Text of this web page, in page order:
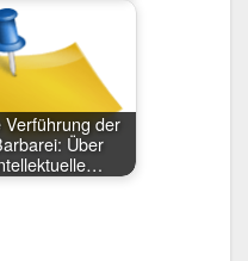
Verführung der
Über